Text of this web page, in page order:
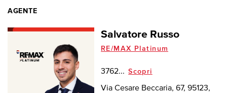
AGENTE
Salvatore Russo
RE/MAX Platinum
3762... Scopri
Via Cesare Beccaria, 67, 95123,